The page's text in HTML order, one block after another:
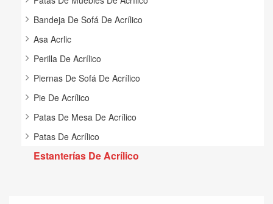
Bandeja De Sofá De Acrílico
Asa Acrlic
Perilla De Acrílico
Piernas De Sofá De Acrílico
Pie De Acrílico
Patas De Mesa De Acrílico
Patas De Acrílico
Estanterías De Acrílico